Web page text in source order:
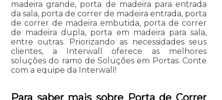
madeira grande, porta de madeira para entrada
da sala, porta de correr de madeira entrada, porta
de correr de madeira embutida, porta de correr
de madeira dupla, porta em madeira para sala,
entre outras. Priorizando as necessidades seus
clientes, a Interwall oferece as melhores
soluções do ramo de Soluções em Portas. Conte
com a equipe da Interwall!
Para saber mais sobre Porta de Correr